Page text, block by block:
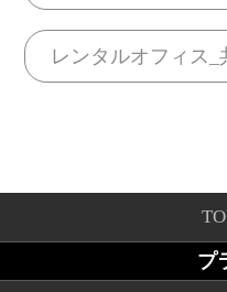
レンタルオフィス_
プ